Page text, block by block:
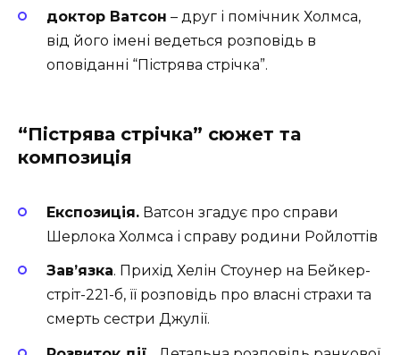
доктор Ватсон – друг і помічник Холмса,
від його імені ведеться розповідь в
оповіданні “Пістрява стрічка”.
“Пістрява стрічка” сюжет та
композиція
Експозиція. Ватсон згадує про справи
Шерлока Холмса і справу родини Ройлоттів
Зав’язка. Прихід Хелін Стоунер на Бейкер-
стріт-221-б, її розповідь про власні страхи та
смерть сестри Джулії.